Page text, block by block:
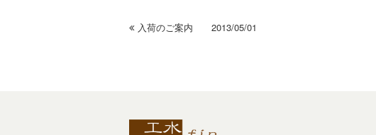
previous
入荷のご案内 2013/05/01